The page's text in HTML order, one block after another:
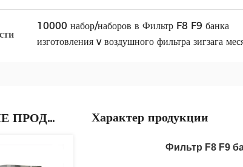
10000 набор/наборов в Фильтр F8 F9 банка
изготовления v воздушного фильтра зигзага
РОДСТВЕННЫЕ ПРОДУКТЫ Характер продукции
Фильтр F8 F9